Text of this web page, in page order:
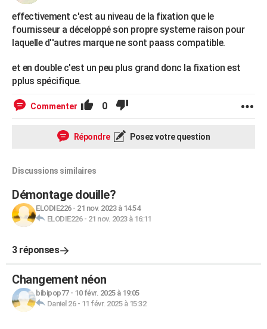
effectivement c'est au niveau de la fixation que le
fournisseur a déceloppé son propre systeme raison pour
laquelle d''autres marque ne sont paass compatible.
et en double c'est un peu plus grand donc la fixation est
pplus spécifique.
Commenter 0
Répondre Posez votre question
Discussions similaires
Démontage douille?
ELODIE226- 21 nov. 2023 à 14:54
ELODIE226- 21 nov. 2023 à 16:11
3 réponses
Changement néon
bibipop77- 10 févr. 2025 à 19:05
Daniel 26- 11 févr. 2025 à 15:32